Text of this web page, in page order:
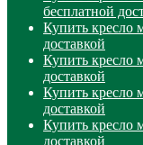
бесплатной
Купить кресло
доставкой
Купить кресло
доставкой
Купить кресло
доставкой
Купить кресло
доставкой